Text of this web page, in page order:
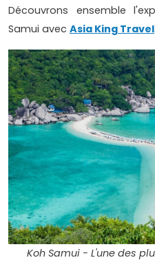
Découvrons ensemble
Samui avec Asia King Travel.
Koh Samui - L'une des